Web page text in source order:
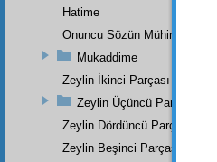
Hatime
Onuncu Sözün Mühim Bir
Mukaddime
Zeylin İkinci Parçası
Zeylin Üçüncü Parçası
Zeylin Dördüncü Parçası
Zeylin Beşinci Parçası